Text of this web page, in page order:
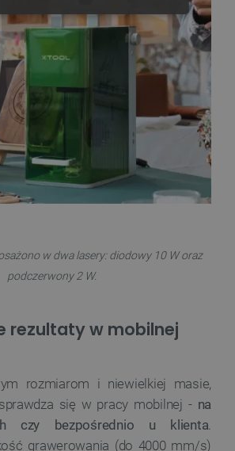
w dwa lasery: diodowy 10 W oraz
podczerwony 2 W.
rezultaty w mobilnej
rozmiarom i niewielkiej masie,
się w pracy mobilnej - na
czy bezpośrednio u klienta
grawerowania (do 4000 mm/s)
WYDAJNOŚĆ
Wydajność Targetowanie
Funkcjonalność
plików cookie nie można
korzystać ze strony internetowej.
[abcdef0123456789]{32} .botland.com.pl
.botland.com.pl